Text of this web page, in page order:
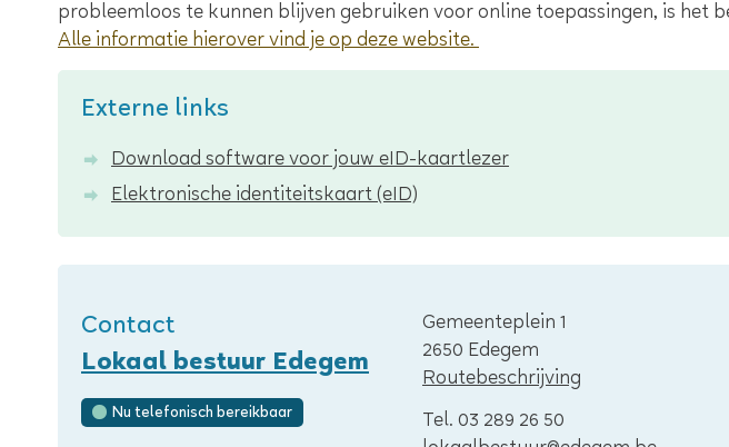
probleemloos te kunnen blijven gebruiken voor online toepassingen, is het
Alle informatie hierover vind je op deze website.
Externe links
Download software voor jouw eID-kaartlezer
Elektronische identiteitskaart (eID)
Contact
Lokaal bestuur Edegem
Nu telefonisch bereikbaar
Adres
Gemeenteplein 1
,2650 Edegem
Routebeschrijving
Tel. 03 289 26 50